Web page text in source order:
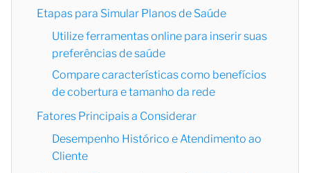
Etapas para Simular Planos de Saúde
Utilize ferramentas online para inserir suas
preferências de saúde
Compare características como benefícios
de cobertura e tamanho da rede
Fatores Principais a Considerar
Desempenho Histórico e Atendimento ao
Cliente